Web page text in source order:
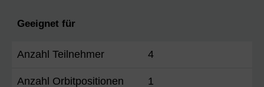
Geeignet für
Anzahl Teilnehmer 4
Anzahl Orbitpositionen 1